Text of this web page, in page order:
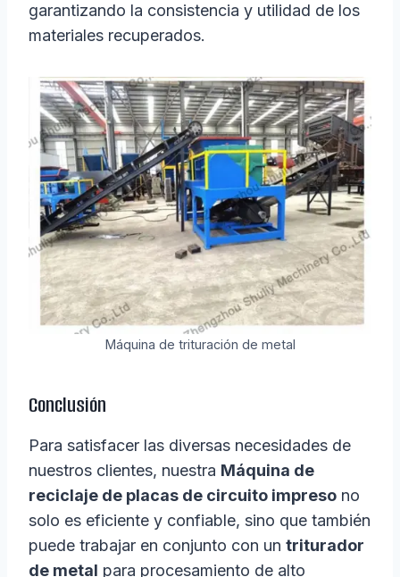
garantizando la consistencia y utilidad de los
materiales recuperados.
Máquina de trituración de metal
Conclusión
Para satisfacer las diversas necesidades de
nuestros clientes, nuestra Máquina de
reciclaje de placas de circuito impreso no
solo es eficiente y confiable, sino que también
puede trabajar en conjunto con un triturador
de metal para procesamiento de alto